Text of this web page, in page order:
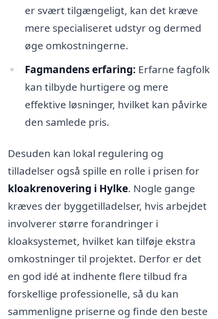
er svært tilgængeligt, kan det kræve
mere specialiseret udstyr og dermed
øge omkostningerne.
Fagmandens erfaring: Erfarne fagfolk
kan tilbyde hurtigere og mere
effektive løsninger, hvilket kan påvirke
den samlede pris.
Desuden kan lokal regulering og
tilladelser også spille en rolle i prisen for
kloakrenovering i Hylke. Nogle gange
kræves der byggetilladelser, hvis arbejdet
involverer større forandringer i
kloaksystemet, hvilket kan tilføje ekstra
omkostninger til projektet. Derfor er det
en god idé at indhente flere tilbud fra
forskellige professionelle, så du kan
sammenligne priserne og finde den beste